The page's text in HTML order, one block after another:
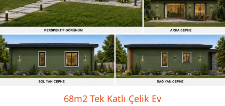
68m2 Tek Katlı Çelik Ev